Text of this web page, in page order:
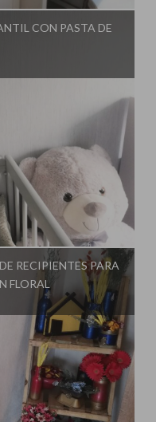
CON PASTA DE
de Ire
RECIPIENTES PARA
FLORAL